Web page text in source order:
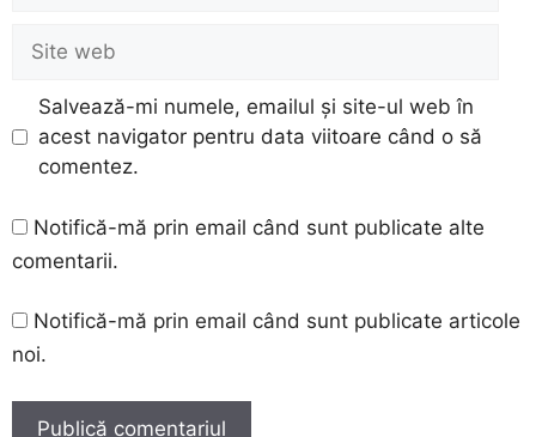
Site
web
Salvează-mi numele, emailul și site-ul web în
acest navigator pentru data viitoare când o să
comentez.
Notifică-mă prin email când sunt publicate alte
comentarii.
Notifică-mă prin email când sunt publicate articole
noi.